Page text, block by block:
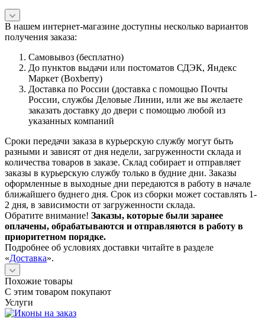
В нашем интернет-магазине доступны несколько вариантов
получения заказа:
Самовывоз (бесплатно)
До пунктов выдачи или постоматов СДЭК, Яндекс
Маркет (Boxberry)
Доставка по России (доставка с помощью Почты
России, службы Деловые Линии, или же вы желаете
заказать доставку до двери с помощью любой из
указанных компаний
Сроки передачи заказа в курьерскую службу могут быть
разными и зависят от дня недели, загруженности склада и
количества товаров в заказе. Склад собирает и отправляет
заказы в курьерскую службу только в будние дни. Заказы
оформленные в выходные дни передаются в работу в начале
ближайшего буднего дня. Срок из сборки может составлять 1-
2 дня, в зависимости от загруженности склада.
Обратите внимание! Заказы, которые были заранее
оплачены, обрабатываются и отправляются в работу в
приоритетном порядке.
Подробнее об условиях доставки читайте в разделе
«Доставка».
Похожие товары
С этим товаром покупают
Услуги